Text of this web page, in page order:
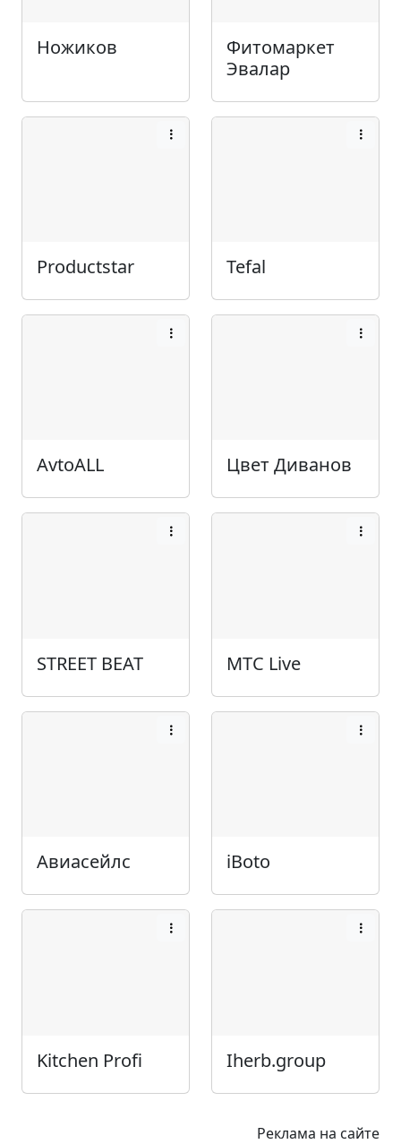
Ножиков
Фитомаркет
Эвалар
Productstar Tefal
AvtoALL Цвет Диванов
STREET BEAT МТС Live
Авиасейлс iBoto
Kitchen Profi Iherb.group
Реклама на сайте